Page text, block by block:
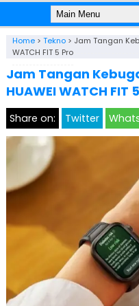
Home> Tekno> Jam Tangan
WATCH FIT 5 Pro
Jam Tangan
HUAWEI WATCH FIT
Share on: Twitter